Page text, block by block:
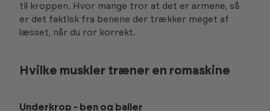
til kroppen. Hvor mange tror at det er armene, så
er det faktisk fra benene der trækker meget af
læsset, når du ror korrekt.
Hvilke muskler træner en romaskine
Underkrop - ben og baller